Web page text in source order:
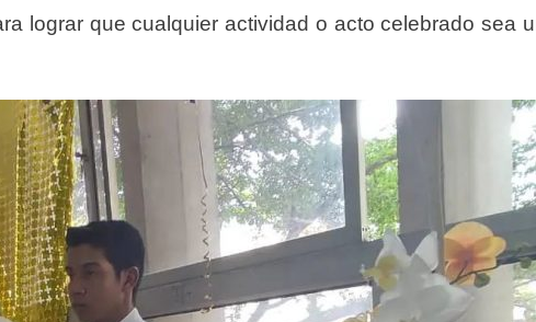
lograr que cualquier actividad o acto celebrado sea